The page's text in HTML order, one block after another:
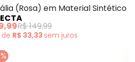
(Rosa) em Material Sintético
R$ 149,99
de R$ 33,33sem juros